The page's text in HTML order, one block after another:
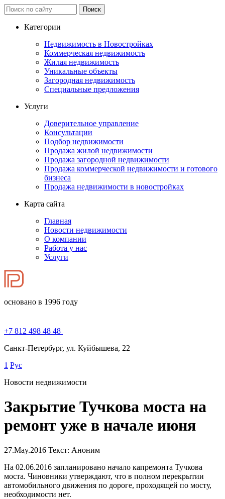
Категории
Недвижимость в Новостройках
Коммерческая недвижимость
Жилая недвижимость
Уникальные объекты
Загородная недвижимость
Специальные предложения
Услуги
Доверительное управление
Консультации
Подбор недвижимости
Продажа жилой недвижимости
Продажа загородной недвижимости
Продажа коммерческой недвижимости и готового
бизнеса
Продажа недвижимости в новостройках
Карта сайта
Главная
Новости недвижимости
О компании
Работа у нас
Услуги
основано в 1996 году
+7 812 498 48 48
Санкт-Петербург, ул. Куйбышева, 22
1 Рус
Новости недвижимости
Закрытие Тучкова моста на
ремонт уже в начале июня
27.May.2016 Текст: Аноним
На 02.06.2016 запланировано начало капремонта Тучкова
моста. Чиновники утверждают, что в полном перекрытии
автомобильного движения по дороге, проходящей по мосту,
необходимости нет.